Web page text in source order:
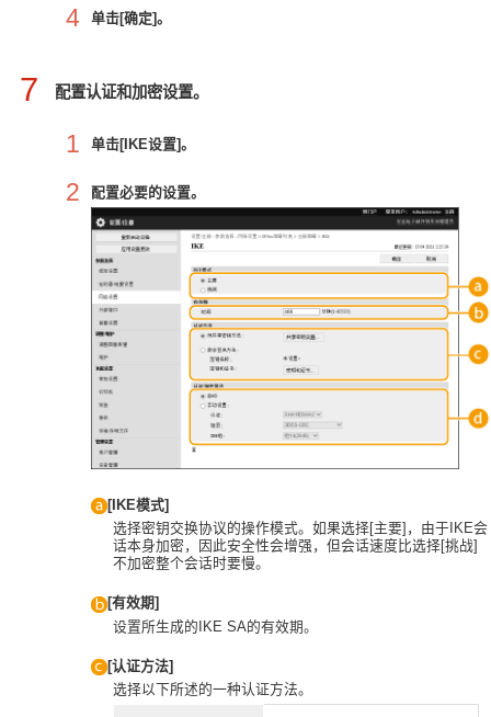
4 单击[确定]。
7 配置认证和加密设置。
1 单击[IKE设置]。
2 配置必要的设置。
[IKE模式]
选择密钥交换协议的操作模式。如果选择[主要]，由于IKE会
话本身加密，因此安全性会增强，但会话速度比选择[挑战]
不加密整个会话时要慢。
[有效期]
设置所生成的IKE SA的有效期。
[认证方法]
选择以下所述的一种认证方法。